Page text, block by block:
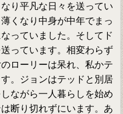
り平凡な日々を送ってい
くなり中身が中年でまっ
っていました。そしてド
っています。相変わらず
ローリーは呆れ、私かテ
。ジョンはテッドと別居
ながら一人暮らしを始め
断り切れずにいます。あ